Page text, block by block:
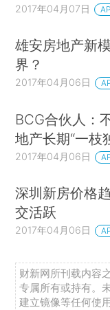
2017年04月07日
雄安房地产新
界？
2017年04月06日
BCG合伙人：
地产长期“一枝
2017年04月06日
深圳新房价格
交活跃
2017年04月06日
财新网所刊载内容
专属所有或持有。
建立镜像等任何使用